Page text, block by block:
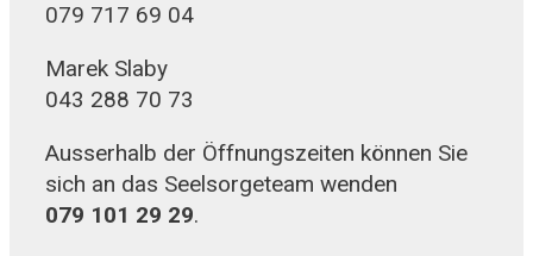
079 717 69 04
Marek Slaby
043 288 70 73
Ausserhalb der Öffnungszeiten können Sie
sich an das Seelsorgeteam wenden
079 101 29 29.